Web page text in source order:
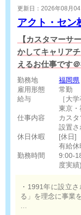
更新日：2026年08月04
アクト・セン
【カスタマーサ
かしてキャリア
えるお仕事です
勤務地 福岡県
雇用形態
常勤
給与
［大
東京
上記
［短
東京
上記
分を
いて
[その
仕事内容
カス
設置
のメン
定期点
置の
休日休暇
[休日] ・土
有給
休暇
・介護
勤務時間
9:00-
度実績)
・1991年に設立
る」を理念に事業